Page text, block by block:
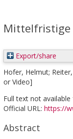
Mittelfristige
Export/share
Hofer, Helmut;
or Video]
Full text not
Official URL: https://
Abstract